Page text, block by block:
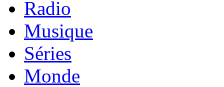
Radio
Musique
Séries
Monde